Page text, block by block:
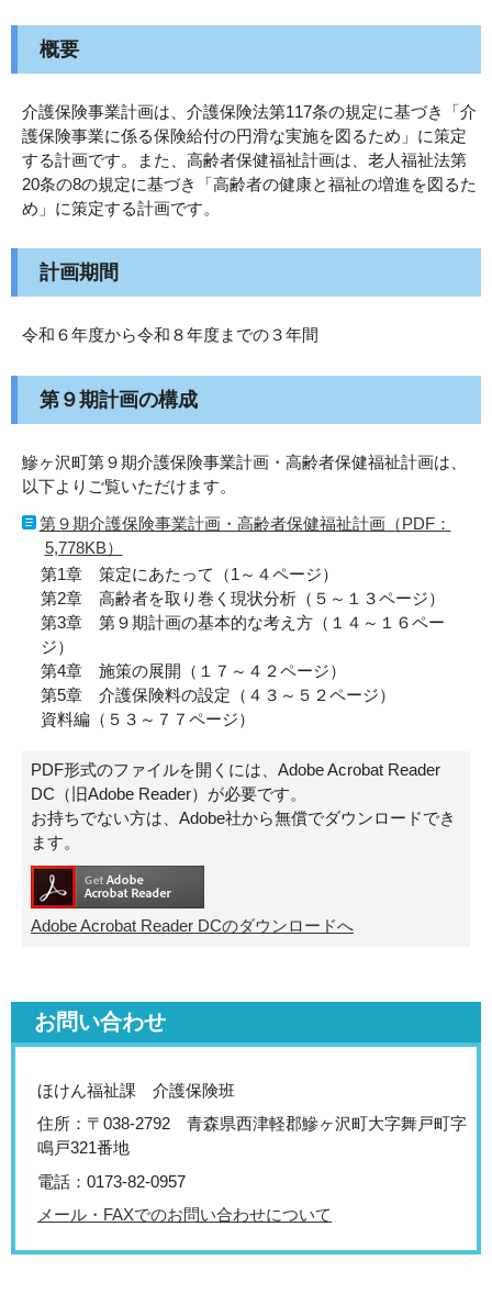
概要
介護保険事業計画は、介護保険法第117条の規定に基づき「介
護保険事業に係る保険給付の円滑な実施を図るため」に策定
する計画です。また、高齢者保健福祉計画は、老人福祉法第
20条の8の規定に基づき「高齢者の健康と福祉の増進を図るた
め」に策定する計画です。
計画期間
令和６年度から令和８年度までの３年間
第９期計画の構成
鰺ヶ沢町第９期介護保険事業計画・高齢者保健福祉計画は、
以下よりご覧いただけます。
第９期介護保険事業計画・高齢者保健福祉計画（PDF：
5,778KB）
第1章 策定にあたって（1～４ページ）
第2章 高齢者を取り巻く現状分析（５～１３ページ）
第3章 第９期計画の基本的な考え方（１４～１６ペー
ジ）
第4章 施策の展開（１７～４２ページ）
第5章 介護保険料の設定（４３～５２ページ）
資料編（５３～７７ページ）
PDF形式のファイルを開くには、Adobe Acrobat Reader
DC（旧Adobe Reader）が必要です。
お持ちでない方は、Adobe社から無償でダウンロードでき
ます。
Adobe Acrobat Reader DCのダウンロードへ
お問い合わせ
ほけん福祉課 介護保険班
住所：〒038-2792 青森県西津軽郡鰺ヶ沢町大字舞戸町字
鳴戸321番地
電話：0173-82-0957
メール・FAXでのお問い合わせについて